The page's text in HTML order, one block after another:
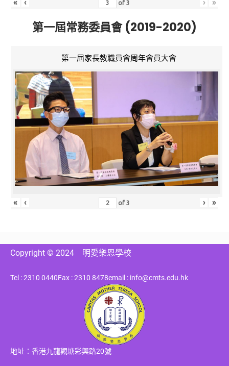
« ‹ of3 › »
第一屆常務委員會 (2019-2020)
第一屆家長教職員會周年會員大會
« ‹ of3 › »
Copyright © 2024 明愛樂恩學校
Tel : 2310 0440Fax : 2310 8478email : info@cmts.edu.hk
地址：香港九龍觀塘彩興路20號